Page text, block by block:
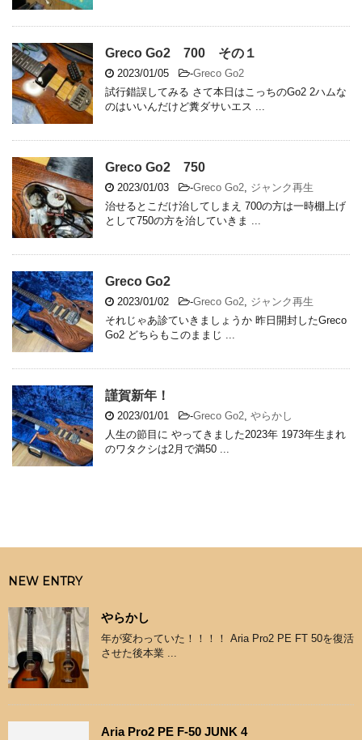
Greco Go2 700 その１
2023/01/05 -Greco Go2
試行錯誤してみる さて本日はこっちのGo2 2ハムな
のはいいんだけど糞ダサいエス ...
Greco Go2 750
2023/01/03 -Greco Go2, ジャンク再生
治せるとこだけ治してしまえ 700の方は一時棚上げ
として750の方を治していきま ...
Greco Go2
2023/01/02 -Greco Go2, ジャンク再生
それじゃあ診ていきましょうか 昨日開封したGreco
Go2 どちらもこのままじ ...
謹賀新年！
2023/01/01 -Greco Go2, やらかし
人生の節目に やってきました2023年 1973年生まれ
のワタクシは2月で満50 ...
NEW ENTRY
やらかし
年が変わっていた！！！！ Aria Pro2 PE FT 50を復活
させた後本業 ...
Aria Pro2 PE F-50 JUNK 4